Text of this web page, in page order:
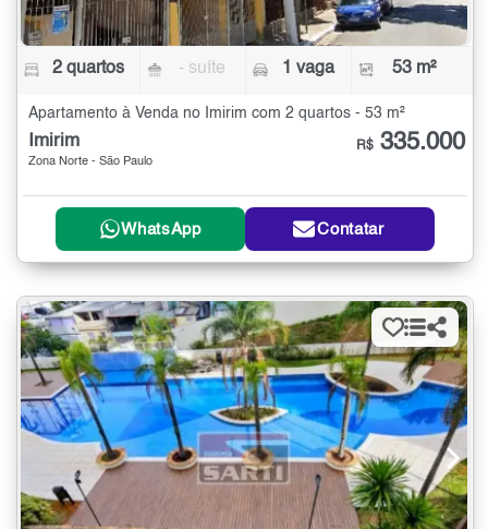
2 quartos - suíte 1 vaga 53 m²
Apartamento à Venda no Imirim com 2 quartos - 53 m²
Imirim
Zona Norte - São Paulo
R$ 335.000
WhatsApp Contatar